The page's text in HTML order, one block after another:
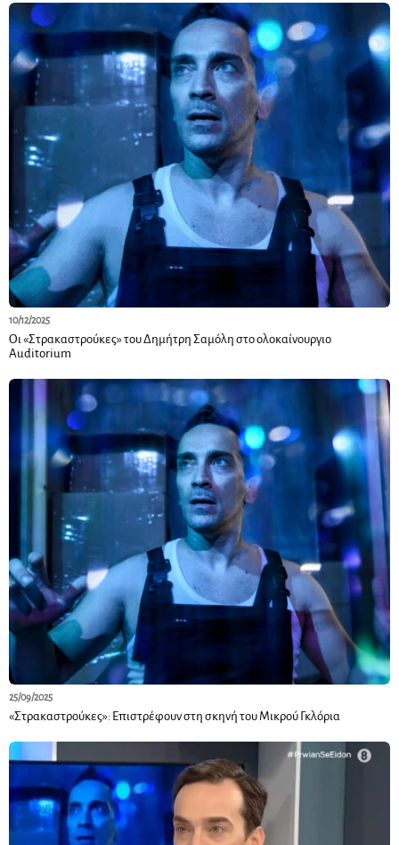
10/12/2025
Οι «Στρακαστρούκες» του Δημήτρη Σαμόλη στο ολοκαίνουργιο
Auditorium
25/09/2025
«Στρακαστρούκες»: Επιστρέφουν στη σκηνή του Μικρού Γκλόρια